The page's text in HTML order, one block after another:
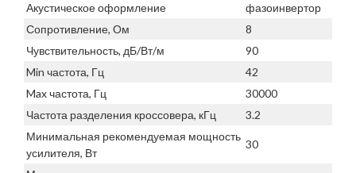
Акустическое оформление
фазоинвертор
Сопротивление, Ом
8
Чувствительность, дБ/Вт/м
90
Min частота, Гц
42
Max частота, Гц
30000
Частота разделения кроссовера, кГц
3.2
Минимальная рекомендуемая мощность
усилителя, Вт
30